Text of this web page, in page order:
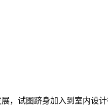
，试图跻身加入到室内设